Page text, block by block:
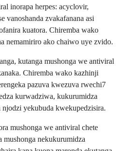
inorapa herpes: acyclovir,
vanoshanda zvakafanana asi
kuatora. Chiremba wako
nemamiriro ako chaiwo uye zvido.
kutanga mushonga we antiviral
Chiremba wako kazhinji
pazuva kwezuva rwechi7
kurwadziwa, kukurumidza
yekubuda kwekupedzisira.
mushonga we antiviral chete
mushonga nekukurumidza